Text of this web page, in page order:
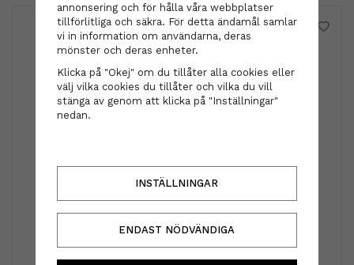
199 kr
INFO KÖP
annonsering och för hålla våra webbplatser
tillförlitliga och säkra. För detta ändamål samlar
vi in information om användarna, deras
mönster och deras enheter.
Klicka på "Okej" om du tillåter alla cookies eller
välj vilka cookies du tillåter och vilka du vill
stänga av genom att klicka på "Inställningar"
nedan.
INSTÄLLNINGAR
ENDAST NÖDVÄNDIGA